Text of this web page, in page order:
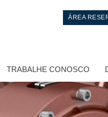
ÁREA
TRABALHE CONOSCO